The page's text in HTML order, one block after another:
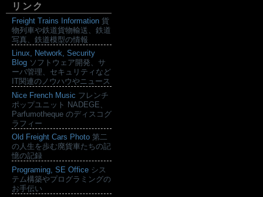
リンク
Freight Trains Information 貨
物列車や鉄道貨物輸送、鉄道
写真、鉄道模型の情報
Linux, Network, Security
Blog ソフトウェア開発、サ
ーバ管理、セキュリティなど
IT関連のノウハウやニュース
Nice French Music フレンチ
ポップユニット NADEGE、
Parfumotheque のディスコグ
ラフィー
Old Freight Cars Photo 第二
の人生を歩む廃貨車たちの記
憶の記録
Programing, SE Office シス
テム構築やプログラミングの
お手伝い